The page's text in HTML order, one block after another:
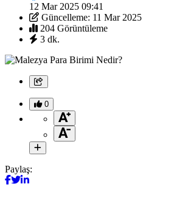
12 Mar 2025 09:41
Güncelleme: 11 Mar 2025
204 Görüntüleme
3 dk.
0
Paylaş: